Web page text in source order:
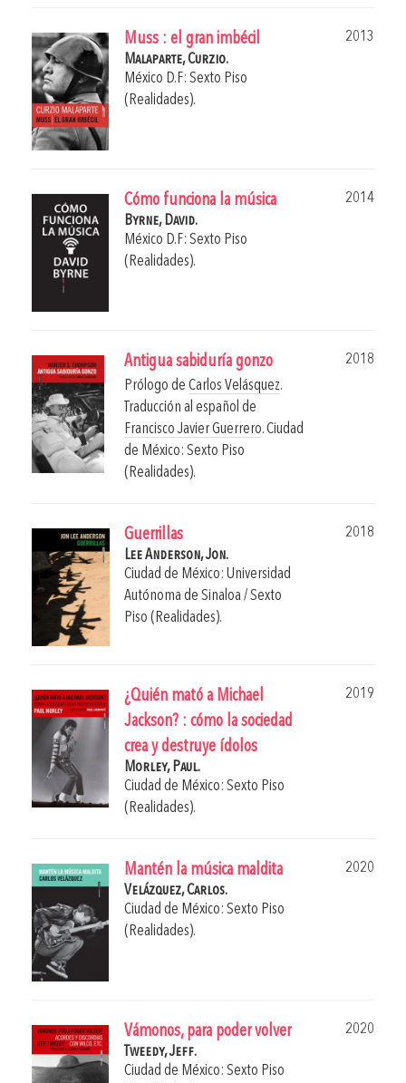
Muss : el gran imbécil
2013
Malaparte, Curzio.
México D.F: Sexto Piso
(Realidades).
Cómo funciona la música
2014
Byrne, David.
México D.F: Sexto Piso
(Realidades).
Antigua sabiduría gonzo
2018
Prólogo de Carlos Velásquez.
Traducción al español de
Francisco Javier Guerrero.Ciudad
de México: Sexto Piso
(Realidades).
Guerrillas
2018
Lee Anderson, Jon.
Ciudad de México: Universidad
Autónoma de Sinaloa / Sexto
Piso (Realidades).
¿Quién mató a Michael
Jackson? : cómo la sociedad
crea y destruye ídolos
2019
Morley, Paul.
Ciudad de México: Sexto Piso
(Realidades).
Mantén la música maldita
2020
Velázquez, Carlos.
Ciudad de México: Sexto Piso
(Realidades).
Vámonos, para poder volver
2020
Tweedy, Jeff.
Ciudad de México: Sexto Piso